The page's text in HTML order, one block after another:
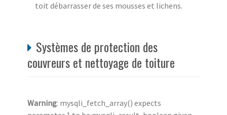
toit débarrasser de ses mousses et lichens.
Systèmes de protection des
couvreurs et nettoyage de toiture
Warning: mysqli_fetch_array() expects